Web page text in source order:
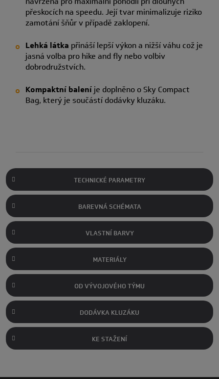
přeskocích na speedu. Její tvar minimalizuje riziko
zamotání šňůr v případě zaklopení.
Lehká látka přináší lepší výkon a nižší váhu což je
jasná volba pro hike and fly nebo volbiv
dobrodružstvích.
Kompaktní baleníje doplněno o Sky Compact
Bag, který je součástí dodávky kluzáku.
TECHNICKÉ PARAMETRY
BAREVNÁ SCHÉMATA
VLASTNÍ BARVY
MATERIÁLY
OD VÝVOJOVÉHO TÝMU
DODÁVKA KLUZÁKU
KE STAŽENÍ